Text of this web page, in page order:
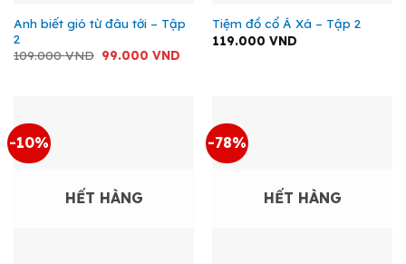
Anh biết gió từ đâu tới – Tập
2
109.000VND Giá
99.000 VNDGiá
Tiệm đồ cổ Á Xá – Tập 2
119.000 VND
-10%
HẾT HÀNG
-78%
HẾT HÀNG